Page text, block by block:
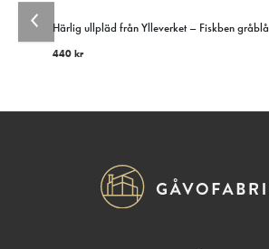
Härlig ullpläd från Ylleverket – Fiskben gråblå
440 kr